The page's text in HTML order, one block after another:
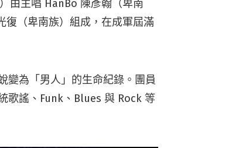
由主唱 HanBo 陳彥翰（卑南
復（卑南族）組成，在成軍屆滿
變為「男人」的生命紀錄。團員
歌謠、Funk、Blues 與 Rock 等